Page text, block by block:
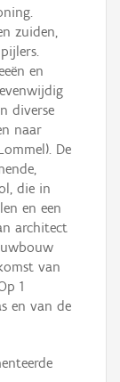
zuiden,
en
diverse
naar
De
die in
en een
architect
van
1
en van de